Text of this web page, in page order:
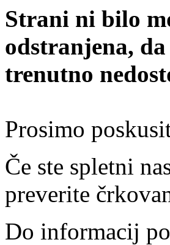
Strani ni bilo
odstranjena,
trenutno
Prosimo
Če ste spletni
preverite
Do informacij